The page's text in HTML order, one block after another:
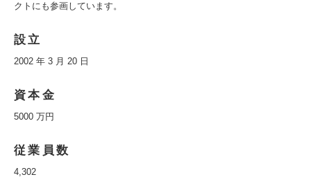
クトにも参画しています。
設立
2002 年 3 月 20 日
資本金
5000 万円
従業員数
4,302